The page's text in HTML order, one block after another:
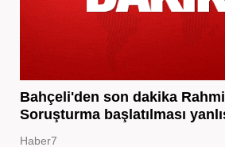
Bahçeli'den son dakika Rahmi
Soruşturma başlatılması
Haber7